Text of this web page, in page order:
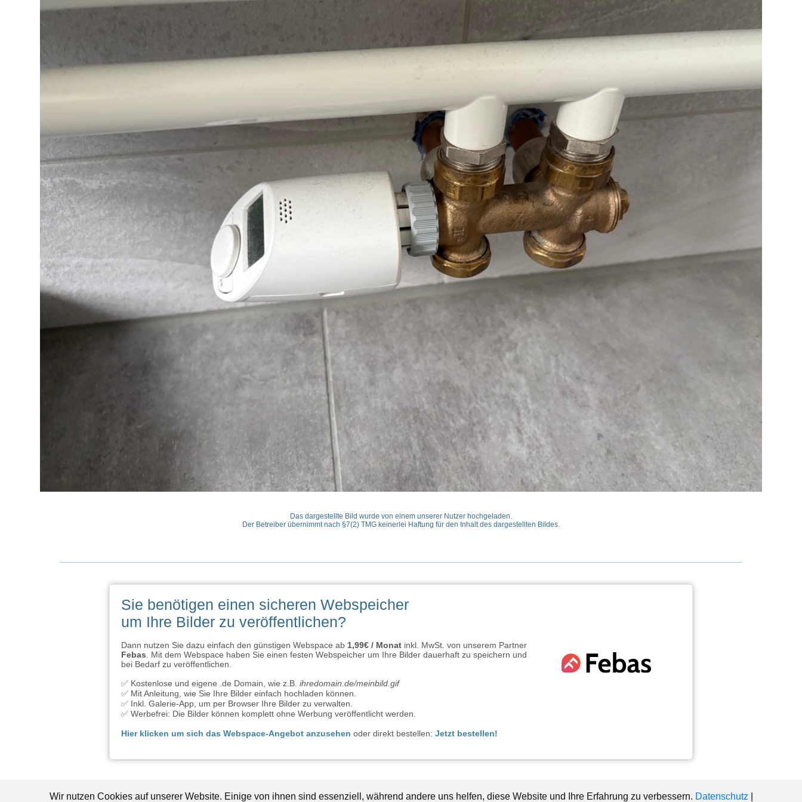
Wir nutzen Cookies auf unserer Website. Einige von ihnen sind essenziell, während andere uns helfen, diese Website und Ihre Erfahrung zu verbessern. Datenschutz
Das dargestellte Bild wurde von einem unserer Nutzer hochgeladen.
Der Betreiber übernimmt nach §7(2) TMG keinerlei Haftung für den Inhalt des dargestellten Bildes.
Sie benötigen einen sicheren Webspeicher
um Ihre Bilder zu veröffentlichen?
Dann nutzen Sie dazu einfach den günstigen Webspace ab 1,99€ / Monat inkl. MwSt. von unserem Partner
Febas . Mit dem Webspace haben Sie einen festen Webspeicher um Ihre Bilder dauerhaft zu speichern und
bei Bedarf zu veröffentlichen.
✅ Kostenlose und eigene .de Domain, wie z.B. ihredomain.de/meinbild.gif
✅ Mit Anleitung, wie Sie Ihre Bilder einfach hochladen können.
✅ Inkl. Galerie-App, um per Browser Ihre Bilder zu verwalten.
✅ Werbefrei: Die Bilder können komplett ohne Werbung veröffentlicht werden.
Hier klicken um sich das Webspace-Angebot anzusehen oder direkt bestellen: Jetzt bestellen!